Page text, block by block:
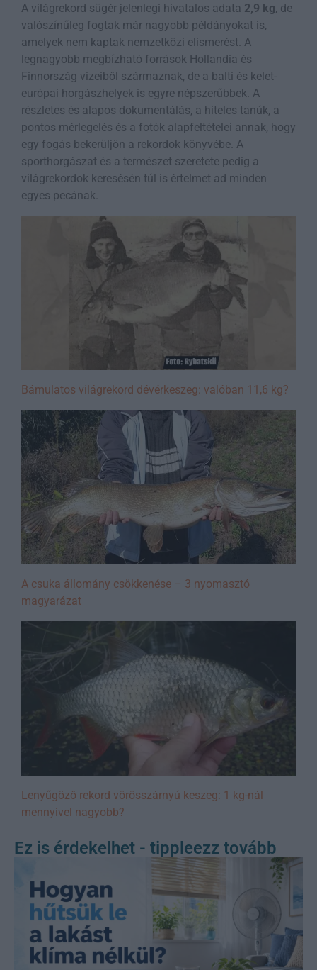
A világrekord sügér jelenlegi hivatalos adata 2,9 kg, de
valószínűleg fogtak már nagyobb példányokat is,
amelyek nem kaptak nemzetközi elismerést. A
legnagyobb megbízható források Hollandia és
Finnország vizeiből származnak, de a balti és kelet-
európai horgászhelyek is egyre népszerűbbek. A
részletes és alapos dokumentálás, a hiteles tanúk, a
pontos mérlegelés és a fotók alapfeltételei annak, hogy
egy fogás bekerüljön a rekordok könyvébe. A
sporthorgászat és a természet szeretete pedig a
világrekordok keresésén túl is értelmet ad minden
egyes pecának.
Bámulatos világrekord dévérkeszeg: valóban 11,6 kg?
A csuka állomány csökkenése – 3 nyomasztó
magyarázat
Lenyűgöző rekord vörösszárnyú keszeg: 1 kg-nál
mennyivel nagyobb?
Ez is érdekelhet - tippleezz tovább